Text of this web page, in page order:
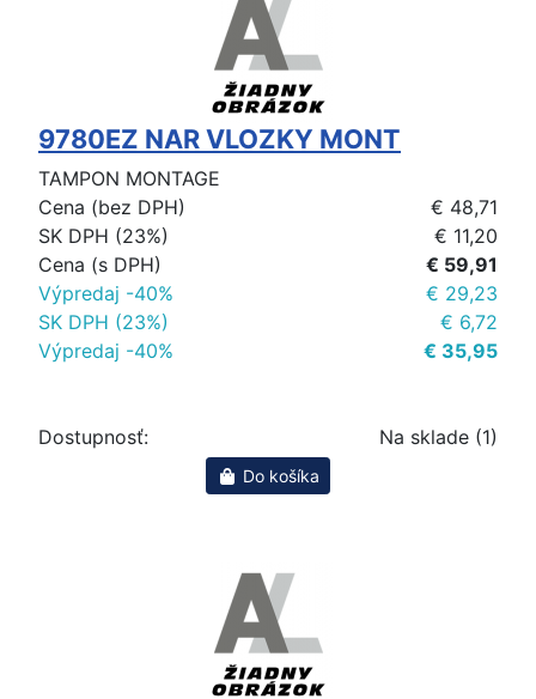
9780EZ NAR VLOZKY MONT
TAMPON MONTAGE
Cena (bez DPH)
€ 48,71
SK DPH (23%)
€ 11,20
Cena (s DPH)
€ 59,91
Výpredaj -40%
€ 29,23
SK DPH (23%)
€ 6,72
Výpredaj -40%
€ 35,95
Dostupnosť: Na sklade (1)
Do košíka